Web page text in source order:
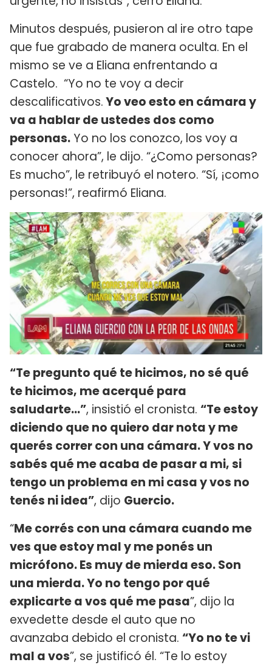
Minutos después, pusieron al ire otro tape
que fue grabado de manera oculta. En el
mismo se ve a Eliana enfrentando a
Castelo. “Yo no te voy a decir
descalificativos.Yo veo esto en cámara y
va a hablar de ustedes dos como
personas.Yo no los conozco, los voy a
conocer ahora”, le dijo. “¿Como personas?
Es mucho”, le retribuyó el notero. “Sí, ¡como
personas!”, reafirmó Eliana.
“Te pregunto qué te hicimos, no sé qué
te hicimos, me acerqué para
saludarte...”, insistió el cronista. “Te estoy
diciendo que no quiero dar nota y me
querés correr con una cámara. Y vos no
sabés qué me acaba de pasar a mi, si
tengo un problema en mi casa y vos no
tenés ni idea”, dijo Guercio.
“Me corrés con una cámara cuando me
ves que estoy mal y me ponés un
micrófono. Es muy de mierda eso. Son
una mierda. Yo no tengo por qué
explicarte a vos qué me pasa”, dijo la
exvedette desde el auto que no
avanzaba debido el cronista. “Yo no te vi
mal a vos”, se justificó él. “Te lo estoy